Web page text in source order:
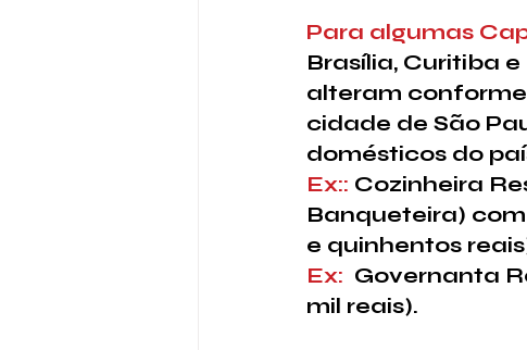
Para algumas
Brasília, Curitiba
alteram
cidade de São
domésticos do
Ex:: Cozinheira
Banqueteira)
e quinhentos
Ex: Governanta
mil reais).